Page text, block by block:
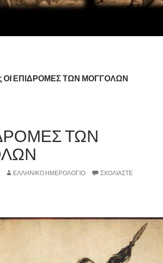
ΟΙ ΕΠΙΔΡΟΜΕΣ ΤΩΝ ΜΟΓΓΟΛΩΝ
ΤΩΝ
ΕΛΛΗΝΙΚΟ ΗΜΕΡΟΛΟΓΙΟ ΣΧΟΛΙΆΣΤΕ